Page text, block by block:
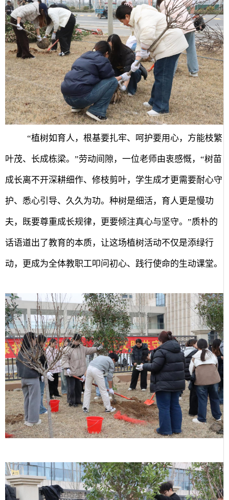
“植树如育人，根基要扎牢、呵护要用心，方能枝繁
叶茂、长成栋梁。”劳动间隙，一位老师由衷感慨，“树苗
成长离不开深耕细作、修枝剪叶，学生成才更需要耐心守
护、悉心引导、久久为功。种树是细活，育人更是慢功
夫，既要尊重成长规律，更要倾注真心与坚守。”质朴的
话语道出了教育的本质，让这场植树活动不仅是添绿行
动，更成为全体教职工叩问初心、践行使命的生动课堂。